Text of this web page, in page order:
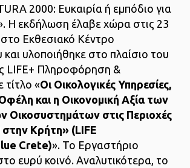
2000: Ευκαιρία ή εμπόδιο για
Η εκδήλωση έλαβε χώρα στις 23
Εκθεσιακό Κέντρο
υλοποιήθηκε στο πλαίσιο του
LIFE+ Πληροφόρηση &
τίτλο «Οι Οικολογικές Υπηρεσίες,
και η Οικονομική Αξία των
Οικοσυστημάτων στις Περιοχές
Κρήτη» (LIFE
Crete)». Το Εργαστήριο
ευρύ κοινό. Αναλυτικότερα, το